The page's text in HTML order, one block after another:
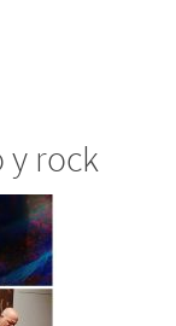
y rock